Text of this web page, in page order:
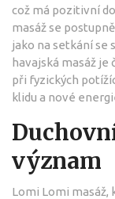
což má pozitivní
masáž se
jako na setkání se
havajská masáž
při fyzických
klidu a nové
význam
Lomi Lomi masáž,